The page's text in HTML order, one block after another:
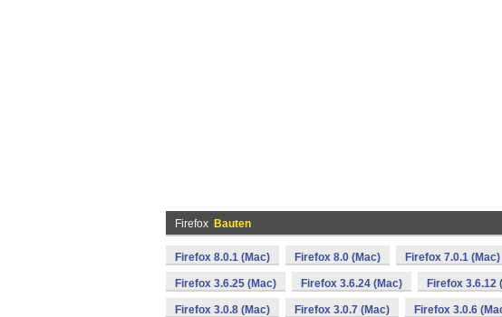
Firefox Bauten
Firefox 8.0.1 (Mac) Firefox 8.0 (Mac) Firefox 7.0.1 (Mac)
Firefox 3.6.25 (Mac) Firefox 3.6.24 (Mac) Firefox 3.6.12
Firefox 3.0.8 (Mac) Firefox 3.0.7 (Mac) Firefox 3.0.6